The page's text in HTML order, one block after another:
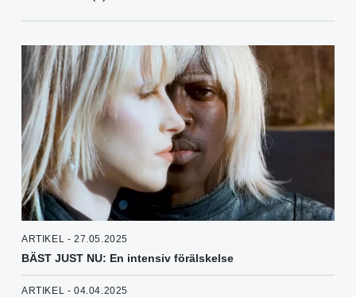
ARTIKEL - 27.05.2025
BÄST JUST NU: En intensiv förälskelse
ARTIKEL - 04.04.2025